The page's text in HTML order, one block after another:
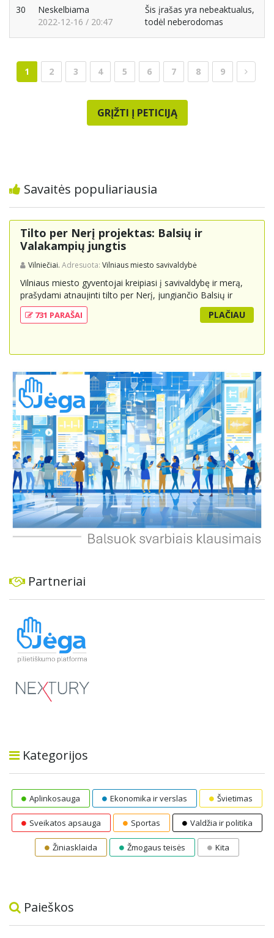
30
Neskelbiama
2022-12-16 / 20:47
Šis įrašas yra nebeaktualus,
todėl neberodomas
1 2 3 4 5 6 7 8 9
GRĮŽTI Į PETICIJĄ
Savaitės populiariausia
Tilto per Nerį projektas: Balsių ir
Valakampių jungtis
Vilniečiai. Adresuota: Vilniaus miesto savivaldybė
Vilniaus miesto gyventojai kreipiasi į savivaldybę ir merą,
prašydami atnaujinti tilto per Nerį, jungiančio Balsių ir
Valakampių kryptis, projektą ir įtraukti jį į miesto
strateginius susisiekimo planus. Šis tiltas ne tik padėtų
suteikdamas daugiau susisiekimo galimybių tiek
dviratininkams. Gyventojai ragina atlikti techninę,
ekonominę ir transporto analizę, organizuoti viešas
konsultacijas ir integruoti projektą į ilgalaikius miesto
planus, siekiant užtikrinti transporto sistemos patikimumą
ir prisitaikymą prie sparčiai augančio miesto poreikių.
731 PARAŠAI PLAČIAU
Partneriai
Kategorijos
Aplinkosauga Ekonomika ir verslas Švietimas
Sveikatos apsauga Sportas Valdžia ir politika
Žiniasklaida Žmogaus teisės Kita
Paieškos